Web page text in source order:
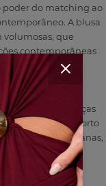
do matching ao
A blusa
que
contemporâneas
com discrição
e botões
blusa com
conjunto, as peças
entre o conforto
para saídas urbanas,